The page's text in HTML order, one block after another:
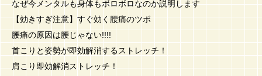
なぜ今メンタルも身体もボロボロなのか説明します
【効きすぎ注意】すぐ効く腰痛のツボ
腰痛の原因は腰じゃない!!!!
首こりと姿勢が即効解消するストレッチ！
肩こり即効解消ストレッチ！